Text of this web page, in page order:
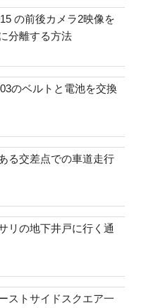
の前後カメラ2映像を
分離する方法
のベルトと電池を交換
る交差点での車道走行
リの地下井戸に行く通
ストサイドスクエア一